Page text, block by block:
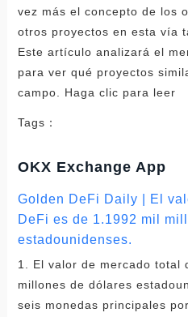
vez más el concepto de los
otros proyectos en esta vía
Este artículo analizará el
para ver qué proyectos
campo. Haga clic para leer
Tags：
OKX Exchange App
Golden DeFi Daily | El
DeFi es de 1.1992 mil
estadounidenses.
1. El valor de mercado total
millones de dólares
seis monedas principales